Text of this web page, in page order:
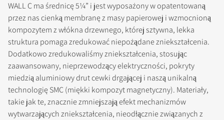
WALL C ma średnicę 5¼” i jest wyposażony w opatentowaną
przez nas cienką membranę z masy papierowej i wzmocnioną
kompozytem z włókna drzewnego, której sztywna, lekka
struktura pomaga zredukować niepożądane zniekształcenia.
Dodatkowo zredukowaliśmy zniekształcenia, stosując
zaawansowany, nieprzewodzący elektryczności, pokryty
miedzią aluminiowy drut cewki drgającej i naszą unikalną
technologię SMC (miękki kompozyt magnetyczny). Materiały,
takie jak te, znacznie zmniejszają efekt mechanizmów
wytwarzających zniekształcenia, nieodłącznie związanych z